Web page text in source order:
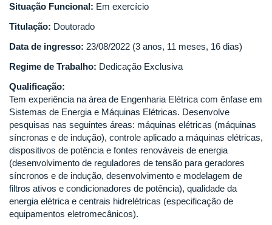
Situação Funcional: Em exercício
Titulação: Doutorado
Data de ingresso: 23/08/2022 (3 anos, 11 meses, 16 dias)
Regime de Trabalho: Dedicação Exclusiva
Qualificação:
Tem experiência na área de Engenharia Elétrica com ênfase em
Sistemas de Energia e Máquinas Elétricas. Desenvolve
pesquisas nas seguintes áreas: máquinas elétricas (máquinas
síncronas e de indução), controle aplicado a máquinas elétricas,
dispositivos de potência e fontes renováveis de energia
(desenvolvimento de reguladores de tensão para geradores
síncronos e de indução, desenvolvimento e modelagem de
filtros ativos e condicionadores de potência), qualidade da
energia elétrica e centrais hidrelétricas (especificação de
equipamentos eletromecânicos).